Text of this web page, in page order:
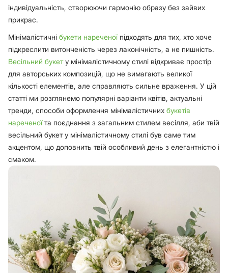
індивідуальність, створюючи гармонію образу без зайвих
прикрас.
Мінімалістичні букети нареченоїпідходять для тих, хто хоче
підкреслити витонченість через лаконічність, а не пишність.
Весільний букету мінімалістичному стилі відкриває простір
для авторських композицій, що не вимагають великої
кількості елементів, але справляють сильне враження. У цій
статті ми розглянемо популярні варіанти квітів, актуальні
тренди, способи оформлення мінімалістичних букетів
нареченоїта поєднання з загальним стилем весілля, аби твій
весільний букет у мінімалістичному стилі був саме тим
акцентом, що доповнить твій особливий день з елегантністю і
смаком.